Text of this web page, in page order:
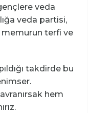
veda
veda partisi,
memurun terfi ve
takdirde bu
hem